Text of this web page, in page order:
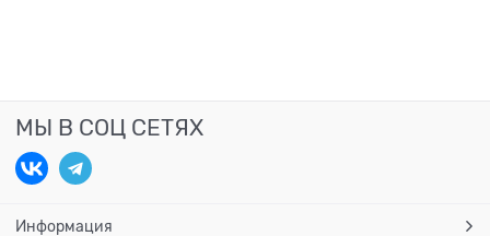
МЫ В СОЦ СЕТЯХ
Информация